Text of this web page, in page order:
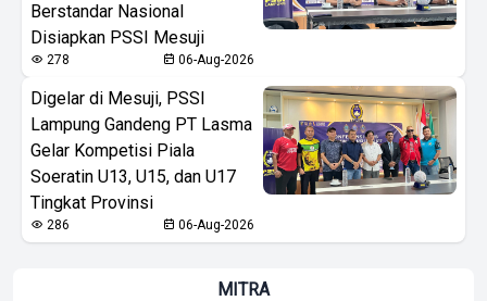
Berstandar Nasional
Disiapkan PSSI Mesuji
278 06-Aug-2026
Digelar di Mesuji, PSSI
Lampung Gandeng PT Lasma
Gelar Kompetisi Piala
Soeratin U13, U15, dan U17
Tingkat Provinsi
286 06-Aug-2026
MITRA